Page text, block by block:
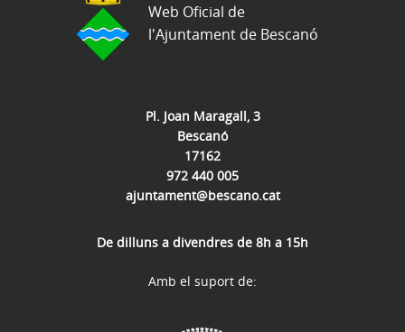
Pl. Joan Maragall, 3
Bescanó
17162
972 440 005
ajuntament@bescano.cat
De dilluns a divendres de 8h a 15h
Web Oficial de
l'Ajuntament de Bescanó
Amb el suport de: